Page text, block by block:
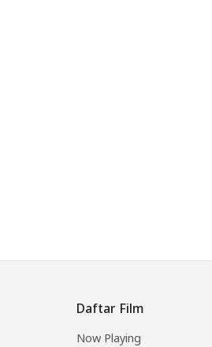
Daftar Film
Now Playing